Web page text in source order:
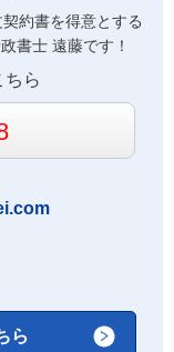
契約書を得意とする
書士 遠藤です！
ちら
ら